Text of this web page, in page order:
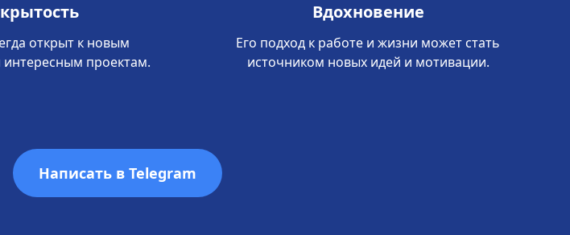
открыт к новым
интересным проектам.
Вдохновение
Его подход к работе и жизни может стать
источником новых идей и мотивации.
Написать в Telegram